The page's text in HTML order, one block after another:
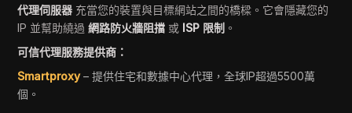
代理伺服器 充當您的裝置與目標網站之間的橋樑。它會隱藏您的
IP 並幫助繞過網路防火牆阻擋 或 ISP 限制 。
可信代理服務提供商：
Smartproxy– 提供住宅和數據中心代理，全球IP超過5500萬
個。